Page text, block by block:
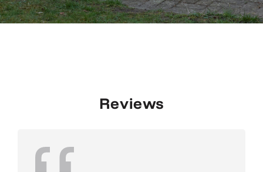
Reviews